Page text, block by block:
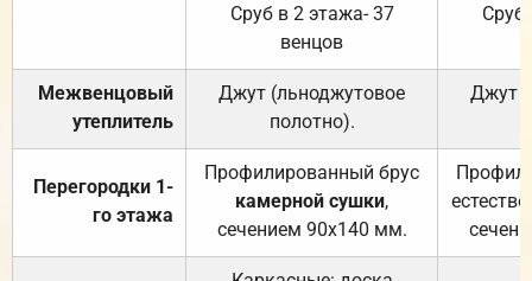
Сруб в 2 этажа- 37
венцов
Сруб
Межвенцовый
утеплитель
Джут (льноджутовое
полотно).
Джут
Перегородки 1-
го этажа
Профилированный брус
камерной сушки,
сечением 90х140 мм.